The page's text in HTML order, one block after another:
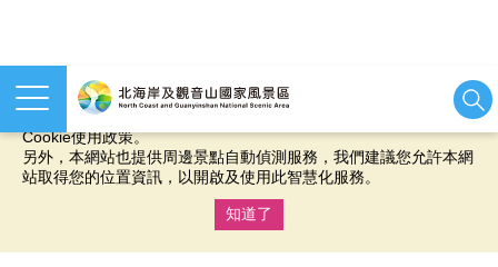
本網站使用cookies等相關技術以持續優化網站服務，並有助於為
您提供更佳的體驗，當您繼續使用本網站即表示您同意我們的
Cookie使用政策。
另外，本網站也提供周邊景點自動偵測服務，我們建議您允許本網
站取得您的位置資訊，以開啟及使用此智慧化服務。
知道了